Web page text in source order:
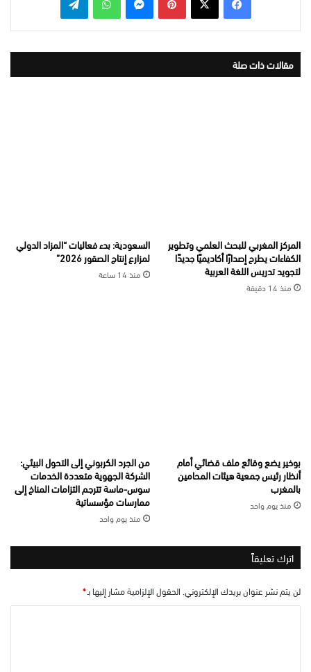
مقالات ذات صلة
المركز المغربي للبحث العلمي وتطوير
الكفاءات يطرح إصدارًا أكاديميًا جديدًا
لتجويد تدريس اللغة العربية
منذ 14 دقيقة
السعودية: بدء فعاليات “المزاد الدولي
لمزارع إنتاج الصقور 2026”
منذ 14 ساعة
بوخير يضع وقائع ملف قضائي أمام
أنظار رئيس جمعية هيئات المحامين
بالمغرب
منذ يوم واحد
من الجرد الكربوني إلى التحول البيئي:
الشركة الجهوية متعددة الخدمات
سوس-ماسة تترجم التزامات المناخ إلى
ممارسات مؤسساتية
منذ يوم واحد
اترك تعليقاً
لن يتم نشر عنوان بريدك الإلكتروني. الحقول الإلزامية مشار إليها بـ*